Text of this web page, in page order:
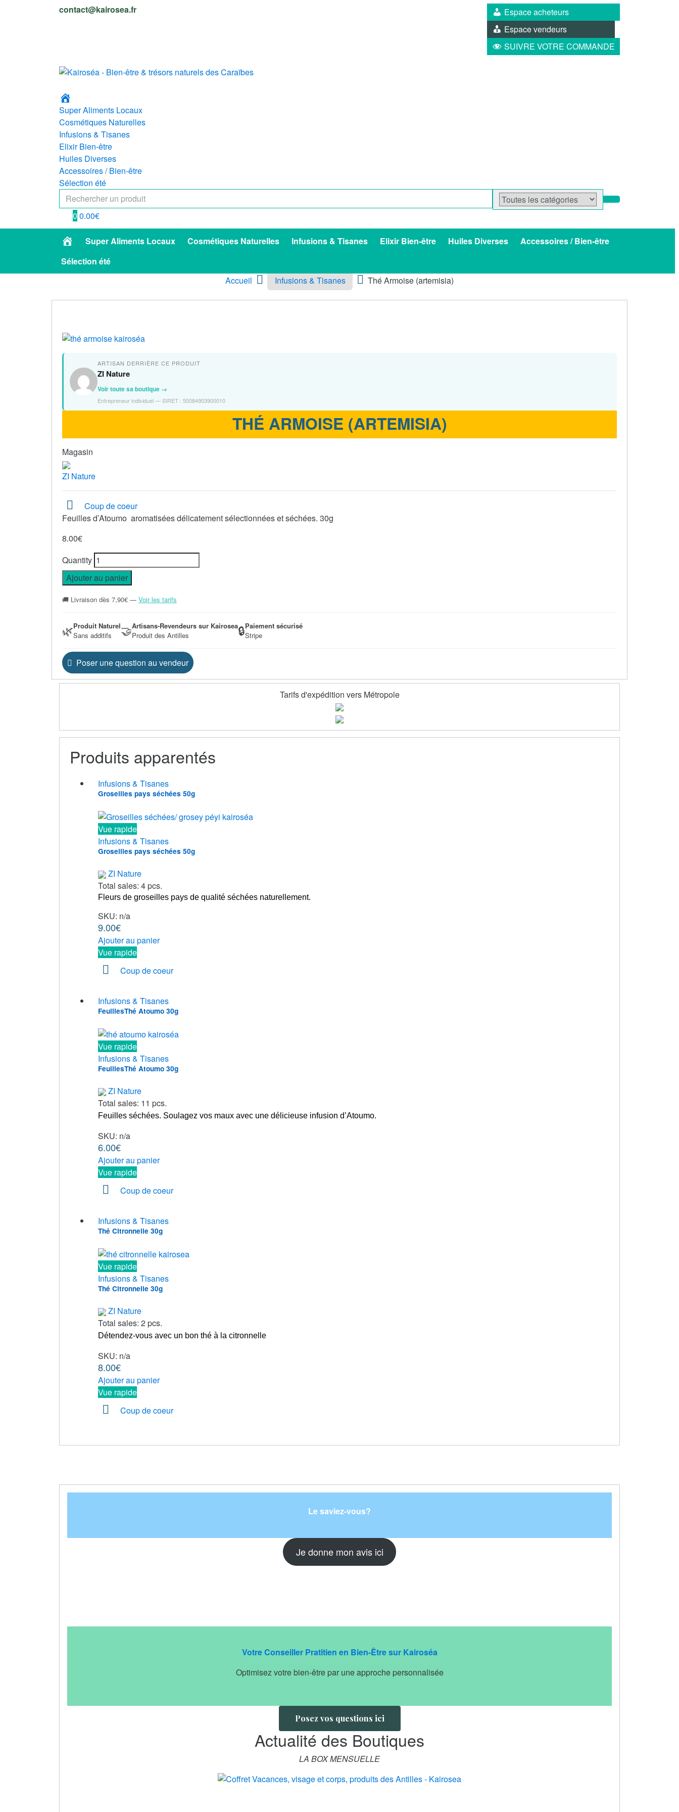
contact@kairosea.fr
Espace acheteurs
Espace vendeurs
SUIVRE VOTRE COMMANDE
Super Aliments Locaux
Cosmétiques Naturelles
Infusions & Tisanes
Elixir Bien-être
Huiles Diverses
Accessoires / Bien-être
Sélection été
Search
for:
0 0.00€
Accueil
Super Aliments Locaux Cosmétiques Naturelles Infusions & Tisanes Elixir Bien-être Huiles Diverses
Accessoires / Bien-être
Sélection été
Accueil
Infusions & Tisanes Thé Armoise (artemisia)
ARTISAN DERRIÈRE CE PRODUIT
ZI Nature
Voir toute sa boutique →
Entrepreneur individuel — SIRET : 50084903900010
THÉ ARMOISE (ARTEMISIA)
Magasin
ZI Nature
Coup de coeur
Feuilles d’Atoumo aromatisées délicatement sélectionnées et séchées. 30g
8.00€
Quantity
Ajouter au panier
🚚 Livraison dès 7,90€ — Voir les tarifs
🌿Produit Naturel
Sans additifs
🤝Artisans-Revendeurs sur Kairosea
Produit des Antilles
🔒Paiement sécurisé
Stripe
Poser une question au vendeur
Tarifs d'expédition vers Métropole
Produits apparentés
Infusions & Tisanes
Groseilles pays séchées 50g
Vue rapide
Infusions & Tisanes
Groseilles pays séchées 50g
ZI Nature
Total sales: 4 pcs.
Fleurs de groseilles pays de qualité séchées naturellement.
SKU: n/a
9.00€
Ajouter au panier
Vue rapide
Coup de coeur
Infusions & Tisanes
FeuillesThé Atoumo 30g
Vue rapide
Infusions & Tisanes
FeuillesThé Atoumo 30g
ZI Nature
Total sales: 11 pcs.
Feuilles séchées. Soulagez vos maux avec une délicieuse infusion d’Atoumo.
SKU: n/a
6.00€
Ajouter au panier
Vue rapide
Coup de coeur
Infusions & Tisanes
Thé Citronnelle 30g
Vue rapide
Infusions & Tisanes
Thé Citronnelle 30g
ZI Nature
Total sales: 2 pcs.
Détendez-vous avec un bon thé à la citronnelle
SKU: n/a
8.00€
Ajouter au panier
Vue rapide
Coup de coeur
Le saviez-vous?
Je donne mon avis ici
Votre Conseiller Pratitien en Bien-Être sur Kairoséa
Optimisez votre bien-être par une approche personnalisée
Posez vos questions ici
Actualité des Boutiques
LA BOX MENSUELLE